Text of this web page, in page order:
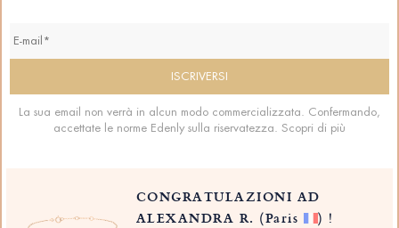
La sua email non verrà in alcun modo commercializzata. Confermando,
accettate le norme Edenly sulla riservatezza. Scopri di più
CONGRATULAZIONI AD
ALEXANDRA R. (Paris ) !